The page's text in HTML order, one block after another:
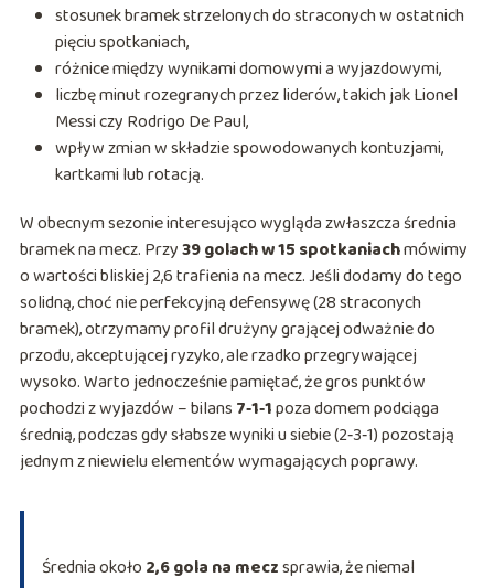
stosunek bramek strzelonych do straconych w ostatnich
pięciu spotkaniach,
różnice między wynikami domowymi a wyjazdowymi,
liczbę minut rozegranych przez liderów, takich jak Lionel
Messi czy Rodrigo De Paul,
wpływ zmian w składzie spowodowanych kontuzjami,
kartkami lub rotacją.
W obecnym sezonie interesująco wygląda zwłaszcza średnia
bramek na mecz. Przy39 golach w 15 spotkaniachmówimy
o wartości bliskiej 2,6 trafienia na mecz. Jeśli dodamy do tego
solidną, choć nie perfekcyjną defensywę (28 straconych
bramek), otrzymamy profil drużyny grającej odważnie do
przodu, akceptującej ryzyko, ale rzadko przegrywającej
wysoko. Warto jednocześnie pamiętać, że gros punktów
pochodzi z wyjazdów – bilans 7‑1‑1poza domem podciąga
średnią, podczas gdy słabsze wyniki u siebie (2‑3‑1) pozostają
jednym z niewielu elementów wymagających poprawy.
Średnia około 2,6 gola na meczsprawia, że niemal